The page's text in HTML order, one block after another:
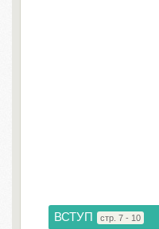
ВСТУП стр. 7 - 10